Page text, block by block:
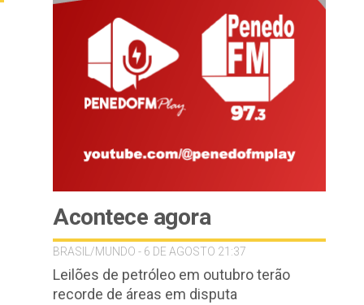
Acontece agora
BRASIL/MUNDO - 6 DE AGOSTO 21:37
Leilões de petróleo em outubro terão
recorde de áreas em disputa